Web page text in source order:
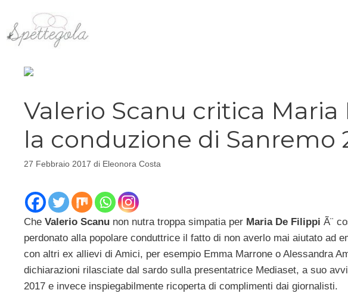
contenuto
Valerio Scanu critica
la conduzione di Sanremo
27 Febbraio 2017 di Eleonora Costa
Che Valerio Scanu non nutra troppa simpatia per Maria De Filippi Ã¨
perdonato alla popolare conduttrice il fatto di non averlo mai aiutato ad
con altri ex allievi di Amici, per esempio Emma Marrone o Alessandra
dichiarazioni rilasciate dal sardo sulla presentatrice Mediaset, a suo
2017 e invece inspiegabilmente ricoperta di complimenti dai giornalisti.